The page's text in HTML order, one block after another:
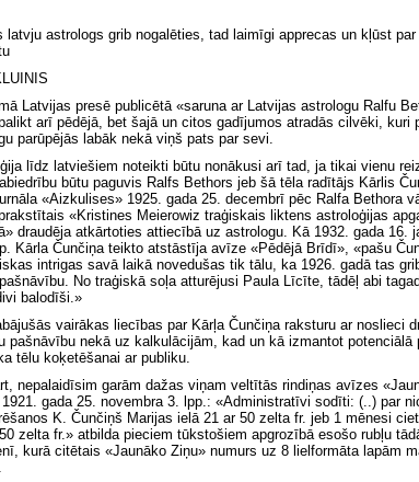
lat­vju as­tro­logs grib no­ga­lē­ties, tad lai­mī­gi ap­pre­cas un kļūst
Lat­vi­jas pre­sē pub­li­cē­tā «sa­ru­na ar Lat­vi­jas as­tro­lo­gu Ral­fu
arī pē­dē­jā, bet ša­jā un ci­tos ga­dī­ju­mos at­ra­dās cil­vē­ki, ku­ri
pa­rū­pē­jās la­bāk ne­kā viņš pats par se­vi.
līdz lat­vie­šiem no­teik­ti bū­tu no­nā­ku­si arī tad, ja ti­kai vie­nu
bū­tu pa­gu­vis Ralfs Bet­hors jeb šā tē­la ra­dī­tājs Kār­lis
«Aiz­ku­li­ses» 1925. ga­da 25. de­cem­brī pēc Ral­fa Bet­ho­ra
«Kris­ti­nes Meierowiz tra­ģis­kais lik­tens as­tro­lo­ģi­jas
drau­dē­ja at­kār­to­ties at­tie­cī­bā uz as­tro­lo­gu. Kā 1932. ga­da 16.
Kār­la Čun­či­ņa teik­to at­stās­tī­ja avī­ze «Pē­dē­jā Brī­dī», «pa­šu
in­tri­gas sa­vā lai­kā no­ve­du­šas tik tā­lu, ka 1926. ga­dā tas
No tra­ģis­kā so­ļa at­tu­rē­ju­si Pa­ula Lī­cī­te, tā­dēļ abi
ba­lo­dī­ši.»
vai­rā­kas lie­cī­bas par Kār­ļa Čun­či­ņa rak­stu­ru ar no­slie­ci
paš­nā­vī­bu ne­kā uz kal­ku­lā­ci­jām, kad un kā iz­man­tot
tē­lu ko­ķe­tē­ša­nai ar pub­li­ku.
ne­pa­lai­dī­sim ga­rām da­žas vi­ņam vel­tī­tās rin­di­ņas avī­zes
ga­da 25. no­vem­bra 3. lpp.: «Ad­mi­nis­tra­tī­vi so­dī­ti: (..) par
K. Čun­čiņš Ma­ri­jas ie­lā 21 ar 50 zel­ta fr. jeb 1 mē­ne­si
zel­ta fr.» at­bil­da piec­iem tūk­sto­šiem ap­gro­zī­bā eso­šo rub­ļu
ku­rā ci­tē­tais «Jaun­āko Zi­ņu» nu­murs uz 8 liel­for­mā­ta la­pām